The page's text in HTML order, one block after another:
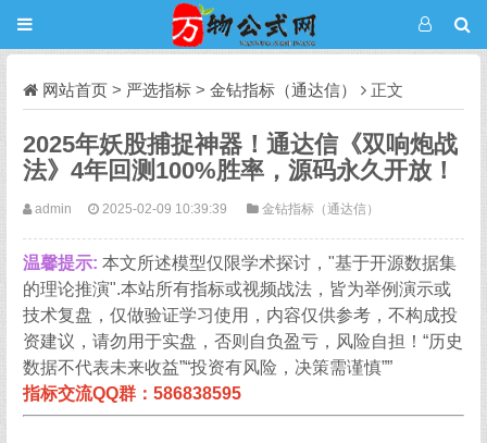
网站首页 > 严选指标 > 金钻指标（通达信） 正文
2025年妖股捕捉神器！通达信《双响炮战
法》4年回测100%胜率，源码永久开放！
admin 2025-02-09 10:39:39 金钻指标（通达信）
温馨提示: 本文所述模型仅限学术探讨，"基于开源数据集
的理论推演".本站所有指标或视频战法，皆为举例演示或
技术复盘，仅做验证学习使用，内容仅供参考，不构成投
资建议，请勿用于实盘，否则自负盈亏，风险自担！“历史
数据不代表未来收益”“投资有风险，决策需谨慎””
指标交流QQ群：586838595